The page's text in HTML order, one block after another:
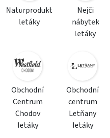
Naturprodukt
letáky
Nejči
nábytek
letáky
Obchodní
Centrum
Chodov
letáky
Obchodní
centrum
Letňany
letáky